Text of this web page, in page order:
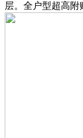
层。全户型超高附